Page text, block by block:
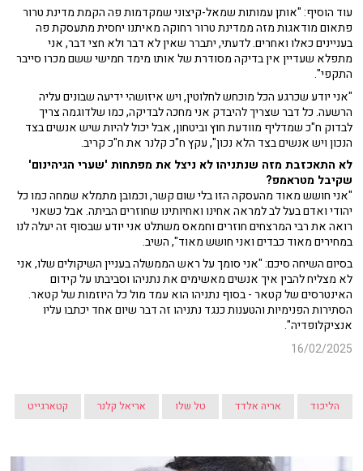
עוד הוסיף: "אותן עמותות שמאל-קיצוני שמקדמות פה הקמת מדינת טרור
פתאום מודאגות מזה ממדינת טרור רחוקה מאיתנו יחסית מתעסקת פה
בעניינים כאלו ואחרים. לדעתי, יתברר שאין לא דבר ולא חצי דבר, אני
מתפלא שעדיין אין בדיקה מסודרת של אותו מימד חמישי ששם מכרו סייבר
התקפי".
"אני יודע שכרגע הכל מוכחש לחלוטין, ויש איזושהי ידיעה שבונים עליה
הרשעה. כל דבר שצריך להיבדק אני מחכה לבדיקה, כמו שלדוגמה צריך
לבדוק ח"כ שמדליף מוודעת חוץ וביטחון, אבל יכול להיות שיש אנשים בצד
הנכון ויש אנשים בצד הלא נכון", עקץ ח"כ קלנר את ח"כ קריב.
לא התאכזבת מזה שנתניהו לא ניצל את מפתחות 'שערי הגיהינום'
שקיבל מטראמפ?
"אני חושש מאוד מהעסקה הזו בלי שום קשר, וכמובן מתמלא שמחה כמו כל
יהודי ואדם בעל לב למראה אחינו ואחיותינו שחוזרים הביתה. אבל כשאני
רואה את רבי המרצחים חוזרים וחמאס משתלט אני יודע שבסוף זה יעלה לנו
במחירים מאוד כבדים ואני חושש מאוד", השיב.
בסיום השיחה סיכם: "אני סומך על ראש הממשלה בעניין השיקולים שלו, אני
לא מצליח להבין איך אנשים מאשימים את נתניהו וסביבתו על קידום
האינטרסים של קטאר - בסוף נתניהו הוא עמד מול כל היוזמות של קטאר.
הסתירות הפנימיות והטענות כנגד נתניהו זה דבר שיום אחד יכתבו עליו
אנציקלופדיה".
16/02/2025
הליכוד אריה אלדד טל שלו אריאל קלנר קטארגייט